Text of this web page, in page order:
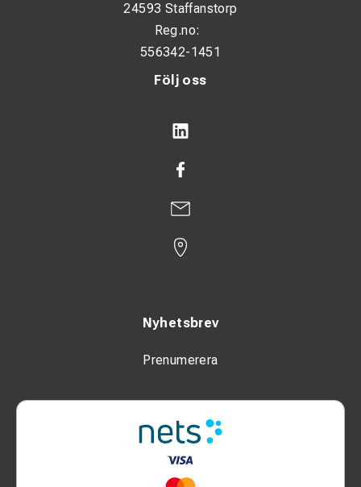
Följ oss
Nyhetsbrev
Prenumerera
24593 Staffanstorp
Reg.no:
556342-1451